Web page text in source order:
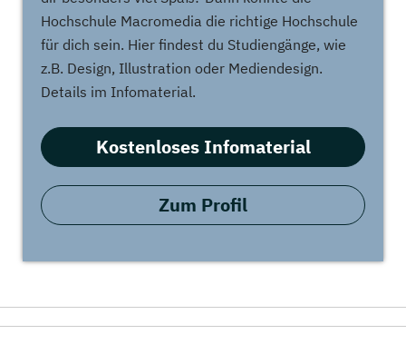
Hochschule Macromedia die richtige Hochschule
für dich sein. Hier findest du Studiengänge, wie
z.B. Design, Illustration oder Mediendesign.
Details im Infomaterial.
Kostenloses Infomaterial
Zum Profil